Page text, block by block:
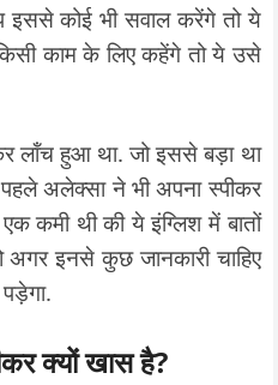
इससे कोई भी सवाल करेंगे तो ये
काम के लिए कहेंगे तो ये उसे
लॉंच हुआ था. जो इससे बड़ा था
अलेक्सा ने भी अपना स्पीकर
कमी थी की ये इंग्लिश में बातों
इनसे कुछ जानकारी चाहिए
क्यों खास है?